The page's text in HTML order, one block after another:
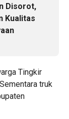
Disorot,
Kualitas
Tingkir
truk